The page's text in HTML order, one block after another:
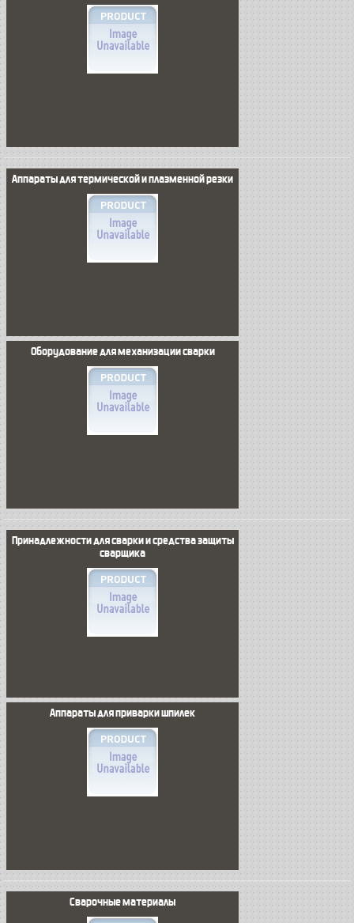
Аппараты для термической и плазменной резки
Оборудование для механизации сварки
Принадлежности для сварки и средства защиты
сварщика
Аппараты для приварки шпилек
Сварочные материалы